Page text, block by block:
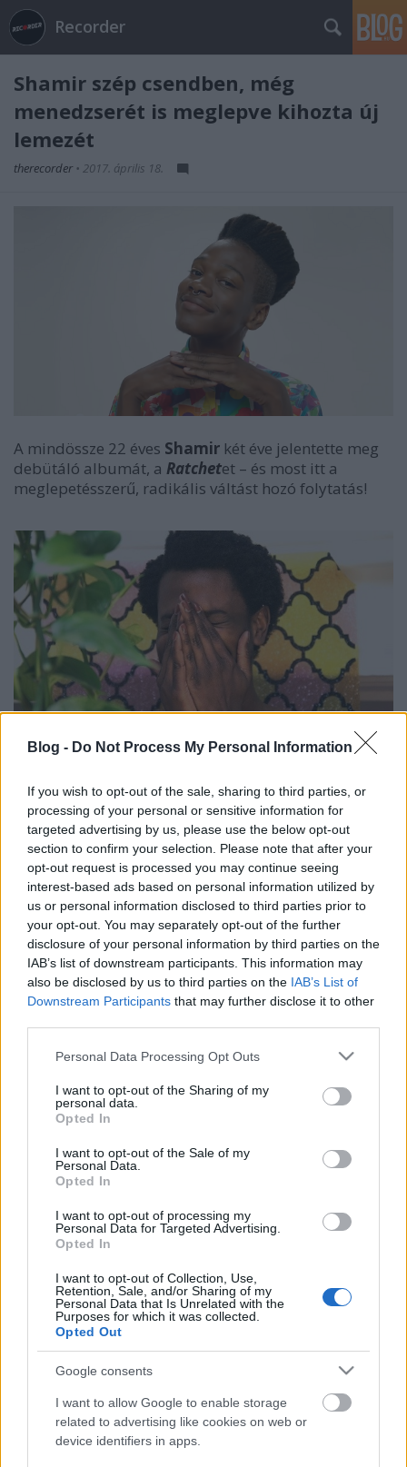
Blog - Do Not Process My Personal Information
If you wish to opt-out of the sale, sharing to third parties, or
processing of your personal or sensitive information for
targeted advertising by us, please use the below opt-out
section to confirm your selection. Please note that after your
opt-out request is processed you may continue seeing
interest-based ads based on personal information utilized by
us or personal information disclosed to third parties prior to
your opt-out. You may separately opt-out of the further
disclosure of your personal information by third parties on the
IAB’s list of downstream participants. This information may
also be disclosed by us to third parties on the IAB’s List of
Downstream Participants that may further disclose it to other
Please note that this website/app uses one or more Google
not limited to your visit or usage behaviour. You may click to
grant or deny consent to Google and its third-party tags to
use your data for below specified purposes in below Google
consent section.
Personal Data Processing Opt Outs
I want to opt-out of the Sharing of my
personal data.
Opted In
I want to opt-out of the Sale of my
Personal Data.
Opted In
I want to opt-out of processing my
Personal Data for Targeted Advertising.
Opted In
I want to opt-out of Collection, Use,
Retention, Sale, and/or Sharing of my
Personal Data that Is Unrelated with the
Purposes for which it was collected.
Opted Out
Google consents
I want to allow Google to enable storage
related to advertising like cookies on web or
device identifiers in apps.
Recorder
Shamir szép csendben, még
menedzserét is meglepve kihozta új
lemezét
therecorder • 2017. április 18.
A mindössze 22 éves Shamir két éve jelentette meg
debütáló albumát, a Ratchetet – és most itt a
meglepetésszerű, radikális váltást hozó folytatás!
A Las Vegas-i Shamir a 2015-ös bemutatkozó album
után, a sok hatásból (Prince,Hot Chip, DFA stb.)
összeálló, mégis egyéniségről tanúskodó
vidámRachetután kissé eltűnt a radarokról. A debüt
nem robbant akkorát, mint sokan–mi is– várták,
Shamir ráadásul úgy általában is belefáradt abba,
amit elvártak tőle, plusz a polírozott, szépen szóló
zenékkel is tele a hócipője, szóval miközben azon
gondolkozott, hogy felhagy az egésszel, a múlt
teljes új nagylemezt. Az egész Hope
című albumot
Shamir a szobájában készítette (egyedül a
stúdióban néhány óra alatt). Végül Húsvéthétfőn az
egészet felpakolta a SoundCloud-oldalára, ahol
nagyon nehéz meghallgatni, de még nehezebb volt
megosztanom.Imádom a popzenét, az outsider
zenét, a lofi zenét, ez pedig az én próbálkozásom
arra, hogy egyesítsem a hármat."
Hopehangulata, megszólalása nagyon eltér attól,
amit aRatchetután várnánk, de Shamirnak ez a
sokkhatás is volt a célja. Állítása szerint ugyanis
bármennyire szereti a popzenét, ugyanannyira